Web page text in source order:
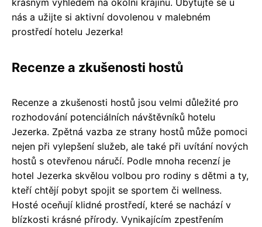
nás a užijte si aktivní dovolenou v malebném
prostředí hotelu Jezerka!
Recenze a zkušenosti hostů
Recenze a zkušenosti hostů jsou velmi důležité pro
rozhodování potenciálních návštěvníků hotelu
Jezerka. Zpětná vazba ze strany hostů může pomoci
nejen při vylepšení služeb, ale také při uvítání nových
hostů s otevřenou náručí. Podle mnoha recenzí je
hotel Jezerka skvělou volbou pro rodiny s dětmi a ty,
kteří chtějí pobyt spojit se sportem či wellness.
Hosté oceňují klidné prostředí, které se nachází v
blízkosti krásné přírody. Vynikajícím zpestřením